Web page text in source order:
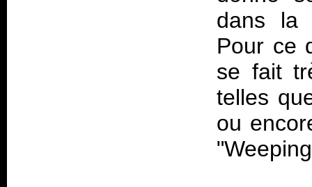
dans la
Pour ce
se fait
telles
ou